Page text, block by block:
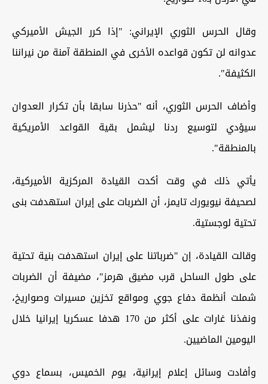
وقال الحرس الثوري الإيراني: "إذا كرر الجيش الأميركي
عدوانه لن تكون قواعده الأخرى في المنطقة آمنة من نيراننا
الكثيفة".
وأضاف الحرس الثوري، أنه "حذرنا سابقا بأن تكرار العدوان
سيؤدي لتوسيع ردنا ليشمل بقية القواعد الأمريكية
بالمنطقة".
يأتي ذلك في وقت أكدت القيادة المركزية الأميركية،
لصحيفة نيويورك تايمز، أن الضربات على إيران استهدفت بنى
تحتية لوجستية.
وقالت القيادة، إن "ضرباتنا على إيران استهدفت بنية تحتية
على طول الساحل قرب مضيق هرمز"، مضيفة أن الضربات
شملت أنظمة دفاع جوي ومواقع تخزين مسيرات وصواريخ،
ونفذنا غارات على أكثر من 170 هدفا عسكريا إيرانيا خلال
اليومين الماضيين.
وأفادت وسائل إعلام إيرانية، يوم الخميس، بسماع دوي